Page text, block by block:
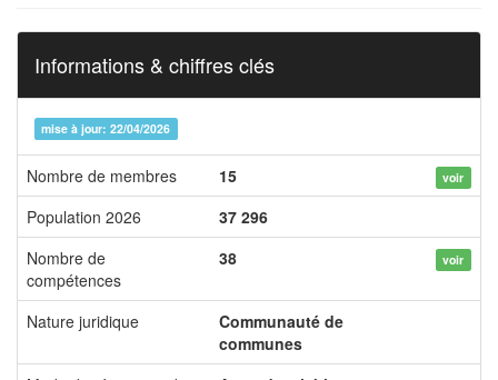
Informations & chiffres clés
mise à jour: 22/04/2026
Nombre de membres 15 voir
Population 2026
37 296
Nombre de
compétences
38 voir
Nature juridique
Communauté de
communes